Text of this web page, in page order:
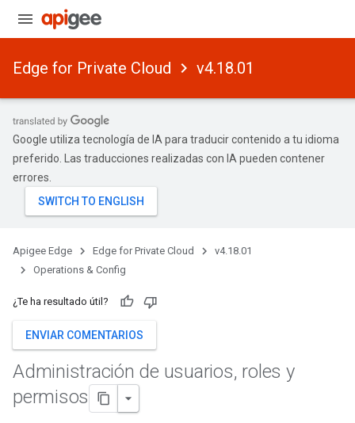
Edge for Private Cloud v4.18.01
Google utiliza tecnología de IA para traducir contenido a tu idioma
preferido. Las traducciones realizadas con IA pueden contener
errores.
Apigee Edge Edge for Private Cloud
v4.18.01
Operations & Config
¿Te ha resultado útil?
ENVIAR COMENTARIOS
Administración de usuarios, roles y
permisos